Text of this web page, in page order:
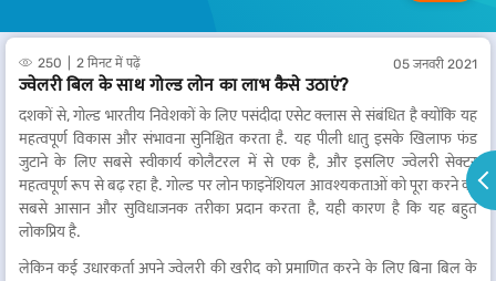
250 2 मिनट में पढ़ें 05 जनवरी 2021
ज्वेलरी बिल के साथ गोल्ड लोन का लाभ कैसे उठाएं?
दशकों से, गोल्ड भारतीय निवेशकों के लिए पसंदीदा एसेट क्लास से संबंधित है क्योंकि यह
महत्वपूर्ण विकास और संभावना सुनिश्चित करता है. यह पीली धातु इसके खिलाफ फंड
जुटाने के लिए सबसे स्वीकार्य कोलैटरल में से एक है, और इसलिए ज्वेलरी सेक्टर
महत्वपूर्ण रूप से बढ़ रहा है. गोल्ड पर लोन फाइनेंशियल आवश्यकताओं को पूरा करने का
सबसे आसान और सुविधाजनक तरीका प्रदान करता है, यही कारण है कि यह बहुत
लोकप्रिय है.
लेकिन कई उधारकर्ता अपने ज्वेलरी की खरीद को प्रमाणित करने के लिए बिना बिल के